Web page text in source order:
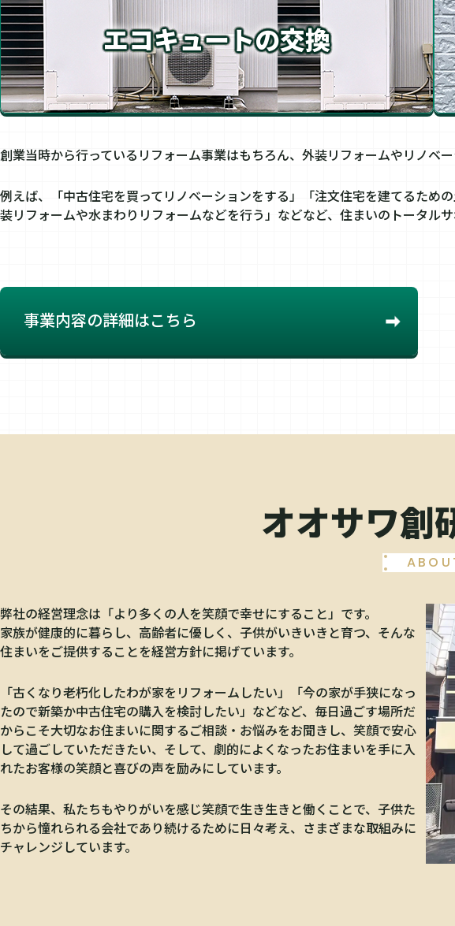
エコキュートの交換
創業当時から行っているリフォーム事業はもちろん、外装リフォームやリノベ
例えば、「中古住宅を買ってリノベーションをする」「注文住宅を建てるため
装リフォームや水まわりリフォームなどを行う」などなど、住まいのトータルサ
事業内容の詳細はこちら
オオサワ創
弊社の経営理念は「より多くの人を笑顔で幸せにすること」です。
家族が健康的に暮らし、高齢者に優しく、子供がいきいきと育つ、そんな
住まいをご提供することを経営方針に掲げています。
「古くなり老朽化したわが家をリフォームしたい」「今の家が手狭になっ
たので新築か中古住宅の購入を検討したい」などなど、毎日過ごす場所だ
からこそ大切なお住まいに関するご相談・お悩みをお聞きし、笑顔で安心
して過ごしていただきたい、そして、劇的によくなったお住まいを手に入
れたお客様の笑顔と喜びの声を励みにしています。
その結果、私たちもやりがいを感じ笑顔で生き生きと働くことで、子供た
ちから憧れられる会社であり続けるために日々考え、さまざまな取組みに
チャレンジしています。